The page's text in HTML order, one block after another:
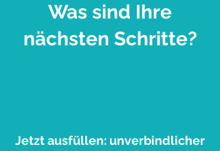
Was sind Ihre
nächsten Schritte?
Jetzt ausfüllen: unverbindlicher